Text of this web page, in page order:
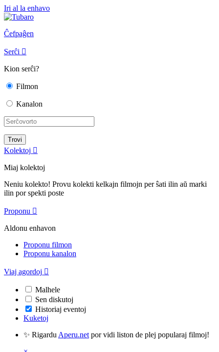
Iri al la enhavo
Ĉefpaĝen
Serĉi 
Kion serĉi?
Filmon
Kanalon
Kolektoj 
Miaj kolektoj
Neniu kolekto! Provu kolekti kelkajn filmojn per ŝati ilin aŭ marki
ilin por spekti poste
Proponu 
Aldonu enhavon
Proponu filmon
Proponu kanalon
Viaj agordoj 
Malhele
Sen diskutoj
Historiaj eventoj
Kuketoj
✨ Rigardu Aperu.net por vidi liston de plej popularaj filmoj!